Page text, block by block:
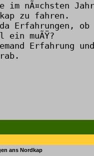
im nÃ¤chsten Jahr
zu fahren.
Erfahrungen, ob
ein muÃŸ?
Erfahrung
ans Nordkap